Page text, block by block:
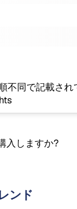
同で記載され
入しますか?
ンド